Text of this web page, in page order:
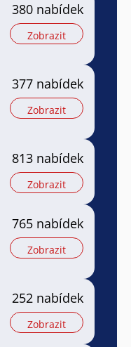
380 nabídek
Zobrazit
377 nabídek
Zobrazit
813 nabídek
Zobrazit
765 nabídek
Zobrazit
252 nabídek
Zobrazit